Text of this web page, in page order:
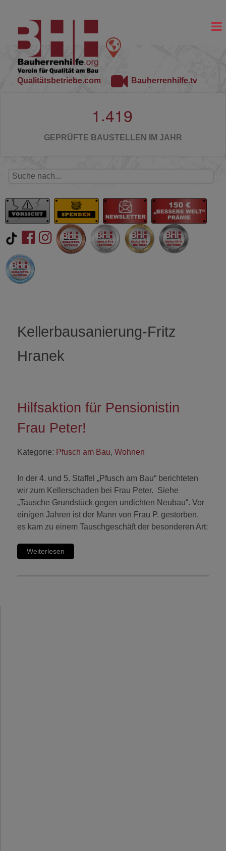
Qualitätsbetriebe.com Bauherrenhilfe.tv
1 .419
GEPRÜFTE BAUSTELLEN IM JAHR
Kellerbausanierung-Fritz
Hranek
Hilfsaktion für Pensionistin
Frau Peter!
Kategorie: Pfusch am Bau, Wohnen
In der 4. und 5. Staffel „Pfusch am Bau“ berichteten
wir zum Kellerschaden bei Frau Peter. Siehe
„Tausche Grundstück gegen undichten Neubau“. Vor
einigen Jahren ist der Mann von Frau P. gestorben,
es kam zu einem Tauschgeschäft der besonderen Art:
Weiterlesen